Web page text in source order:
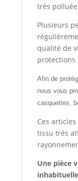
très
Plusieurs
qualité de
protections
Afin de
nous vous
casquettes,
Ces
tissu très
Une pièce